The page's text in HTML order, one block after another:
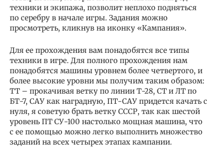
техники и экипажа, позволит неплохо подняться
по серебру в начале игры. Задания можно
просмотреть, кликнув на иконку «Кампания».
Для ее прохождения вам понадобятся все типы
техники в игре. Для полного прохождения нам
понадобятся машины уровнем более четвертого, и
более высокие уровни мы получим таким образом:
ТТ – прокачивая ветку по линии Т-28, СТ и ЛТ по
БТ-7, САУ как наградную, ПТ-САУ придется качать с
нуля, я советую брать ветку СССР, так как шестой
уровень ПТ СУ-100 настолько мощная машина, что
с ее помощью можно легко выполнить множество
заданий на всех четырех этапах кампании.